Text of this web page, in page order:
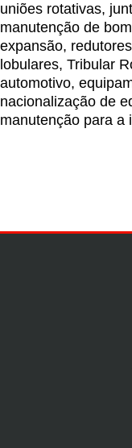
uniões rotativas,
manutenção de
expansão,
lobulares, Tribular
automotivo,
nacionalização de
manutenção para a